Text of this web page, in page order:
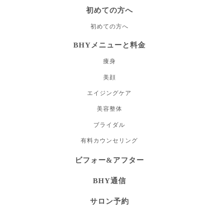
初めての方へ
初めての方へ
BHYメニューと料金
痩身
美顔
エイジングケア
美容整体
ブライダル
有料カウンセリング
ビフォー&アフター
BHY通信
サロン予約